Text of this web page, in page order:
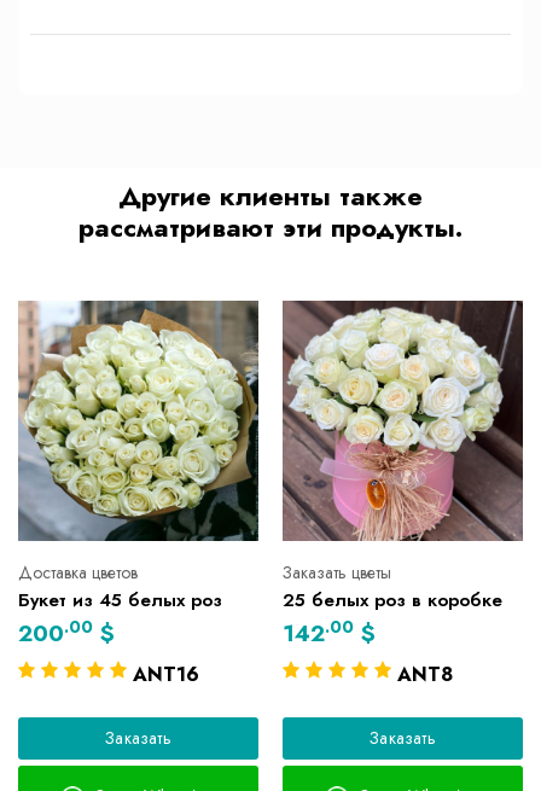
Другие клиенты также
рассматривают эти продукты.
Доставка цветов
Букет из 45 белых роз
200.00 $
ANT16
Заказать
Заказать цветы
25 белых роз в коробке
142.00 $
ANT8
Заказать